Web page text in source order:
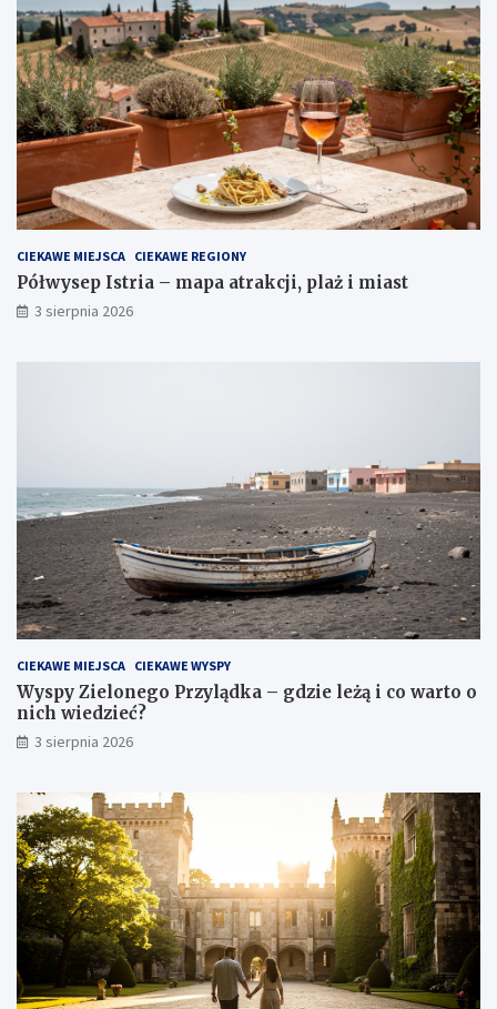
CIEKAWE MIEJSCA CIEKAWE REGIONY
Półwysep Istria – mapa atrakcji, plaż i miast
3 sierpnia 2026
CIEKAWE MIEJSCA CIEKAWE WYSPY
Wyspy Zielonego Przylądka – gdzie leżą i co warto o
nich wiedzieć?
3 sierpnia 2026